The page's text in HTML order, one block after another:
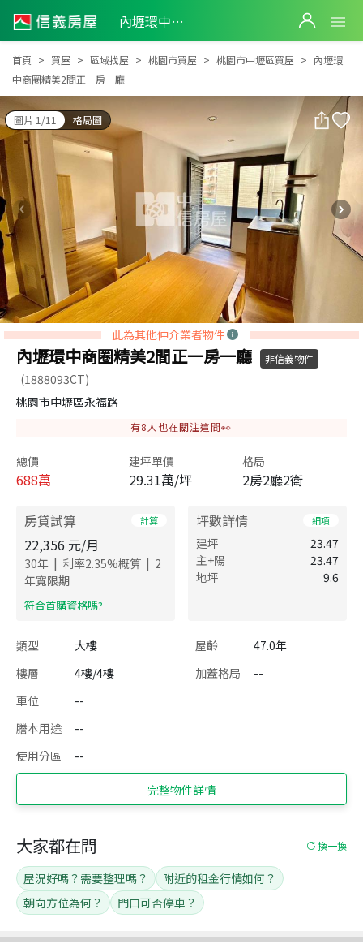
內壢環中商圈精美2間正一房一廳
內壢環中商圈精美2間正一房一廳
首頁 買屋 區域找屋 桃園市買屋 桃園市中壢區買屋
內壢環
中商圈精美2間正一房一廳
圖片 1/11 格局圖
此為其他仲介業者物件
內壢環中商圈精美2間正一房一廳 非信義物件
(1888093CT)
桃園市中壢區永福路
有8 人也在關注這間👀
總價
688萬
建坪單價
29.31萬/坪
格局
2房2廳2衛
房貸試算 計算
22,356 元/月
30年 | 利率2.35%概算 | 2
年寬限期
​符合首購資格嗎?
坪數詳情 細項
建坪
23.47
主+陽
23.47
地坪
9.6
類型 大樓 屋齡
47.0年
樓層
4樓/4樓 加蓋格局
--
車位
--
謄本用途
--
使用分區
--
完整物件詳情
大家都在問 換一換
屋況好嗎？需要整理嗎？
附近的租金行情如何？
朝向方位為何？
門口可否停車？